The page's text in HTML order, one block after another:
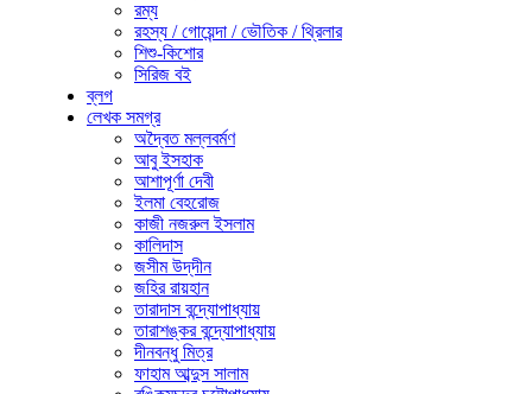
রম্য
রহস্য / গোয়েন্দা / ভৌতিক / থ্রিলার
শিশু-কিশোর
সিরিজ বই
ব্লগ
লেখক সমগ্র
অদ্বৈত মল্লবর্মণ
আবু ইসহাক
আশাপূর্ণা দেবী
ইলমা বেহরোজ
কাজী নজরুল ইসলাম
কালিদাস
জসীম উদ্‌দীন
জহির রায়হান
তারাদাস বন্দ্যোপাধ্যায়
তারাশঙ্কর বন্দ্যোপাধ্যায়
দীনবন্ধু মিত্র
ফাহাম আব্দুস সালাম